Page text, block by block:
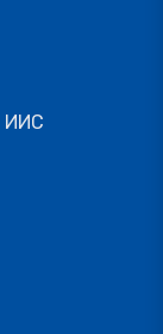
ИИС